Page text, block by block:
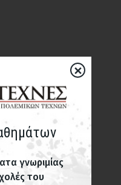
×
γνωριμίας
του